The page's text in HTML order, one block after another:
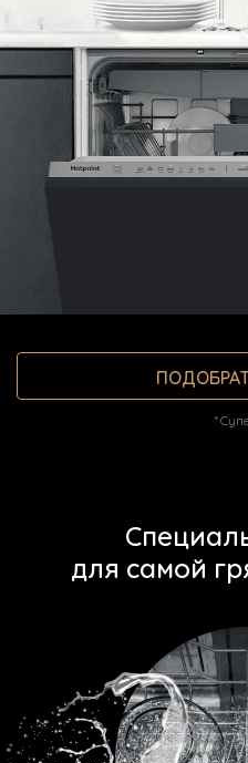
Микроволновые печи
Малая бытовая техника
О Hotpoint
Технологии
для самой